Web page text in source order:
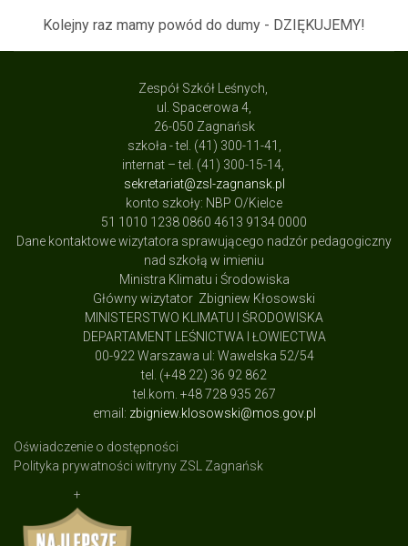
Kolejny raz mamy powód do dumy - DZIĘKUJEMY!
Zespół Szkół Leśnych,
ul. Spacerowa 4,
26-050 Zagnańsk
szkoła - tel. (41) 300-11-41,
internat – tel. (41) 300-15-14,
sekretariat@zsl-zagnansk.pl
konto szkoły: NBP O/Kielce
51 1010 1238 0860 4613 9134 0000
Dane kontaktowe wizytatora sprawującego nadzór pedagogiczny
nad szkołą w imieniu
Ministra Klimatu i Środowiska
Główny wizytator Zbigniew Kłosowski
MINISTERSTWO KLIMATU I ŚRODOWISKA
DEPARTAMENT LEŚNICTWA I ŁOWIECTWA
00-922 Warszawa ul: Wawelska 52/54
tel. (+48 22) 36 92 862
tel.kom. +48 728 935 267
email: zbigniew.klosowski@mos.gov.pl
Oświadczenie o dostępności
Polityka prywatności witryny ZSL Zagnańsk
+